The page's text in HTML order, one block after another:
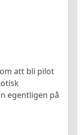
att bli pilot
egentligen på